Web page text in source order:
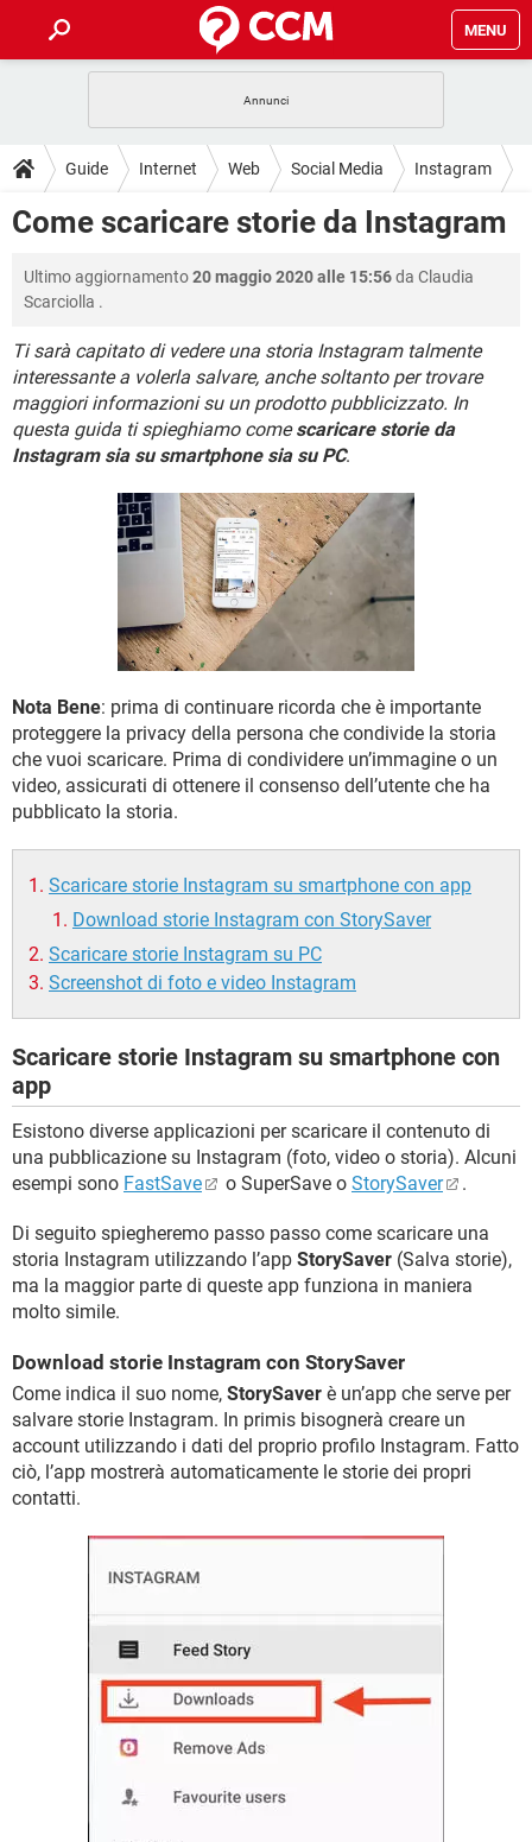
MENU
INTRATTENIMENTO ANDROID
iOS WINDOWS 10
TIKTOK
GUIDE
COVID-19
INTRATTENIMENTO ANDROID
iOS WINDOWS 10
TIKTOK FACEBOOK
HARDWARE
DOWNLOAD
INTRATTENIMENTO
INSTAGRAM WHATSAPP
TIKTOK FACEBOOK
HARDWARE
FORUM
INTRATTENIMENTO ANDROID
iOS WINDOWS 10
INSTAGRAM WHATSAPP
COVID-19 GAMING
INTRATTENIMENTO ANDROID
iOS WINDOWS 10
WHATSAPP
FACEBOOK
Guide Internet Web Social Media Instagram
Come scaricare storie da Instagram
Ultimo aggiornamento20 maggio 2020 alle 15:56da Claudia
Scarciolla .
Ti sarà capitato di vedere una storia Instagram talmente
interessante a volerla salvare, anche soltanto per trovare
maggiori informazioni su un prodotto pubblicizzato. In
questa guida ti spieghiamo comescaricare storie da
Instagram sia su smartphone sia su PC.
Nota Bene: prima di continuare ricorda che è importante
proteggere la privacy della persona che condivide la storia
che vuoi scaricare. Prima di condividere un’immagine o un
video, assicurati di ottenere il consenso dell’utente che ha
pubblicato la storia.
Scaricare storie Instagram su smartphone con app
Download storie Instagram con StorySaver
Scaricare storie Instagram su PC
Screenshot di foto e video Instagram
Scaricare storie Instagram su smartphone con
app
Esistono diverse applicazioni per scaricare il contenuto di
una pubblicazione su Instagram (foto, video o storia). Alcuni
esempi sono FastSave o SuperSave o StorySaver .
Di seguito spiegheremo passo passo come scaricare una
storia Instagram utilizzando l’app StorySaver (Salva storie),
ma la maggior parte di queste app funziona in maniera
molto simile.
Download storie Instagram con StorySaver
Come indica il suo nome, StorySaver è un’app che serve per
salvare storie Instagram. In primis bisognerà creare un
account utilizzando i dati del proprio profilo Instagram. Fatto
ciò, l’app mostrerà automaticamente le storie dei propri
contatti.